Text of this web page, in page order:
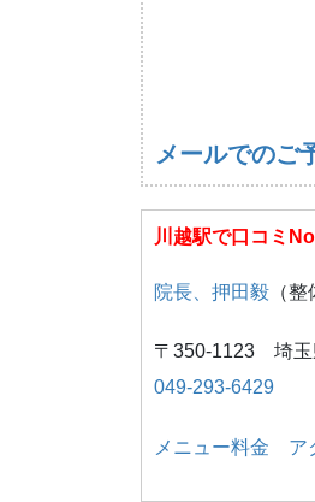
メールでのご
川越駅で口コミ
院長、押田毅 （
〒350-1123 埼玉
049-293-6429
メニュー料金 ア